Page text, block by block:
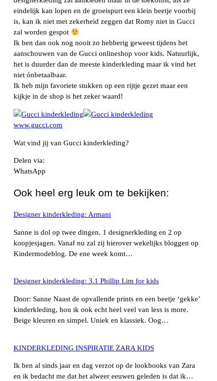
eindelijk kan lopen en de groeispurt een klein beetje voorbij
is, kan ik niet met zekerheid zeggen dat Romy niet in Gucci
zal worden gespot
Ik ben dan ook nog nooit zo hebberig geweest tijdens het
aanschouwen van de Gucci onlineshop voor kids. Natuurlijk,
het is duurder dan de meeste kinderkleding maar ik vind het
niet ónbetaalbaar.
Ik heb mijn favoriete stukken op een rijtje gezet maar een
kijkje in de shop is het zeker waard!
www.gucci.com
Wat vind jij van Gucci kinderkleding?
Delen via:
WhatsApp
Ook heel erg leuk om te bekijken:
Designer kinderkleding: Armani
Sanne is dol op twee dingen. 1 designerkleding en 2 op
koopjesjagen. Vanaf nu zal zij hierover wekelijks bloggen op
Kindermodeblog. De ene week komt…
Designer kinderkleding: 3.1 Phillip Lim for kids
Door: Sanne Naast de opvallende prints en een beetje ‘gekke’
kinderkleding, hou ik ook echt heel veel van less is more.
Beige kleuren en simpel. Uniek en klassiek. Oog…
KINDERKLEDING INSPIRATIE ZARA KIDS
Ik ben al sinds jaar en dag verzot op de lookbooks van Zara
en ik bedacht me dat het alweer eeuwen geleden is dat ik…